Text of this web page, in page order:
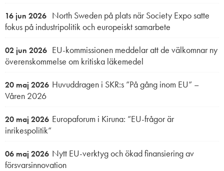
16 jun 2026 North Sweden på plats när Society Expo satte
fokus på industripolitik och europeiskt samarbete
02 jun 2026 EU-kommissionen meddelar att de välkomnar ny
överenskommelse om kritiska läkemedel
20 maj 2026 Huvuddragen i SKR:s ”På gång inom EU” –
Våren 2026
20 maj 2026 Europaforum i Kiruna: ”EU-frågor är
inrikespolitik”
06 maj 2026 Nytt EU-verktyg och ökad finansiering av
försvarsinnovation